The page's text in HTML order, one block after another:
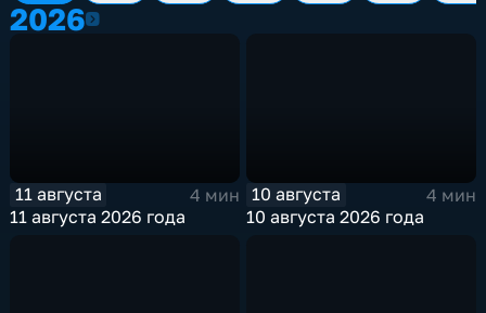
20262026
11 августа
4 мин
11 августа 2026 года
10 августа
4 мин
10 августа 2026 года